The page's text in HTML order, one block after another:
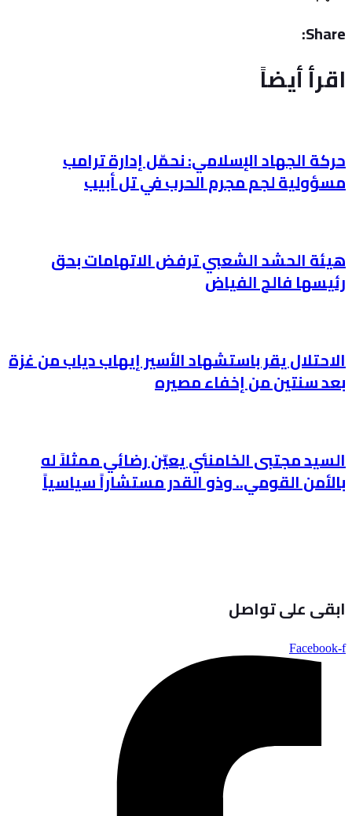
Share:
اقرأ أيضاً
حركة الجهاد الإسلامي: نحمّل إدارة ترامب
مسؤولية لجم مجرم الحرب في تل أبيب
هيئة الحشد الشعبي ترفض الاتهامات بحق
رئيسها فالح الفياض
الاحتلال يقر باستشهاد الأسير إيهاب دياب من غزة
بعد سنتين من إخفاء مصيره
السيد مجتبى الخامنئي يعيّن رضائي ممثلاً له
بالأمن القومي.. وذو القدر مستشاراً سياسياً
ابقى على تواصل
Facebook-f